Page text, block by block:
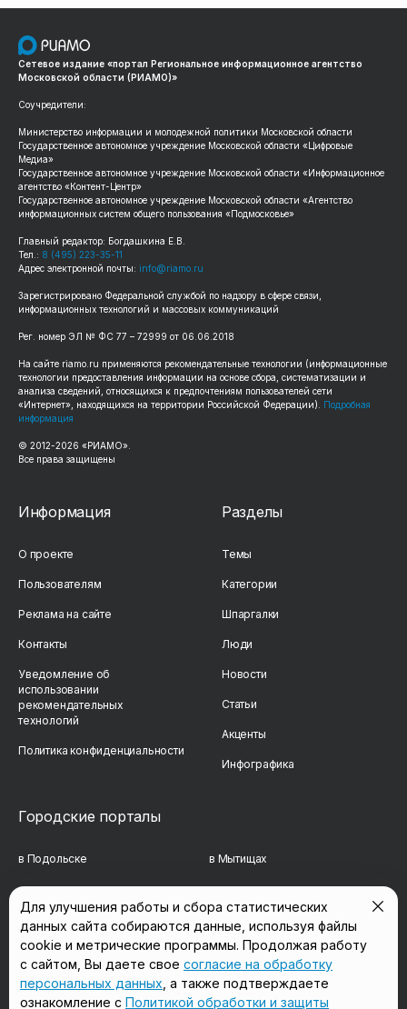
Сетевое издание «портал Региональное информационное агентство
Московской области (РИАМО)»
Соучредители:
Министерство информации и молодежной политики Московской области
Государственное автономное учреждение Московской области «Цифровые
Медиа»
Государственное автономное учреждение Московской области «Информационное
агентство «Контент-Центр»
Государственное автономное учреждение Московской области «Агентство
информационных систем общего пользования «Подмосковье»
Главный редактор: Богдашкина Е.В.
Тел.: 8 (495) 223-35-11
Адрес электронной почты: info@riamo.ru
Зарегистрировано Федеральной службой по надзору в сфере связи,
информационных технологий и массовых коммуникаций
Рег. номер ЭЛ № ФС 77 – 72999 от 06.06.2018
На сайте riamo.ru применяются рекомендательные технологии (информационные
технологии предоставления информации на основе сбора, систематизации и
анализа сведений, относящихся к предпочтениям пользователей сети
«Интернет», находящихся на территории Российской Федерации).
Подробная
информация
© 2012-2026 «РИАМО».
Все права защищены
Информация
О проекте
Пользователям
Реклама на сайте
Контакты
Уведомление об
использовании
рекомендательных
технологий
Политика конфиденциальности
Разделы
Темы
Категории
Шпаргалки
Люди
Новости
Статьи
Акценты
Инфографика
Городские порталы
в Подольске в Мытищах
в Сергиевом Посаде в Люберцах
в Красногорске в Королёве
в Домодедово в Щёлково
Для улучшения работы и сбора статистических
данных сайта собираются данные, используя файлы
cookie и метрические программы. Продолжая работу
с сайтом, Вы даете свое согласие на обработку
персональных данных , а также подтверждаете
ознакомление с Политикой обработки и защиты